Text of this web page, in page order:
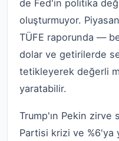
de Fed'in politika
oluşturmuyor.
TÜFE raporunda —
dolar ve getirilerde
tetikleyerek değerli
yaratabilir.
Trump'ın Pekin
Partisi krizi ve %6'ya